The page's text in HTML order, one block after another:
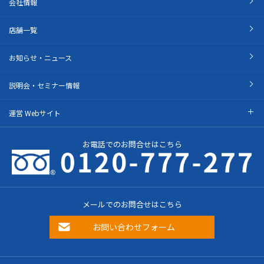
会社情報
店舗一覧
お知らせ・ニュース
説明会・セミナー情報
運営 Webサイト
お電話でのお問合せはこちら
メールでのお問合せはこちら
お問い合わせフォーム